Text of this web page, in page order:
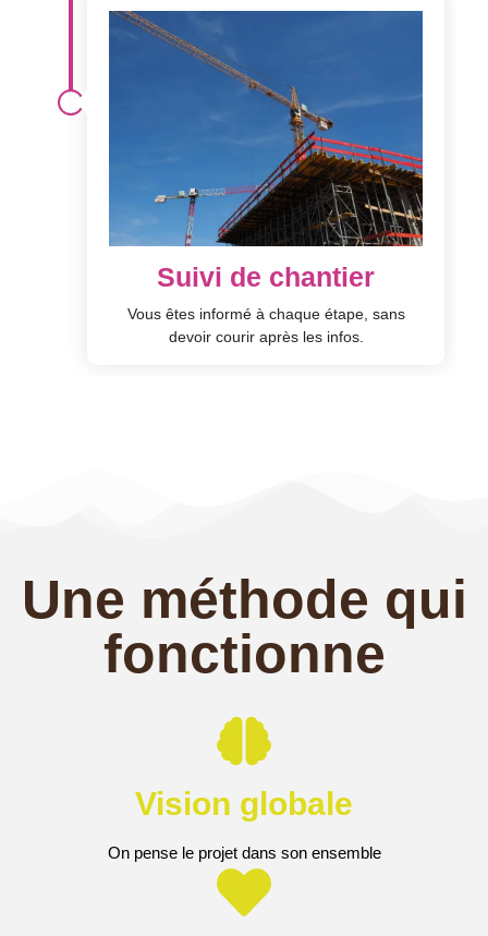
Suivi de chantier
Vous êtes informé à chaque étape, sans
devoir courir après les infos.
Une méthode qui
fonctionne
Vision globale
On pense le projet dans son ensemble